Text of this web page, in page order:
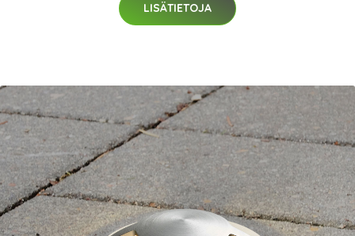
LISÄTIETOJA